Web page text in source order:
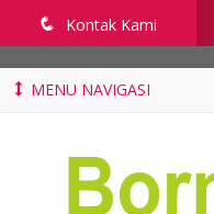
q Kontak Kami
MENU NAVIGASI